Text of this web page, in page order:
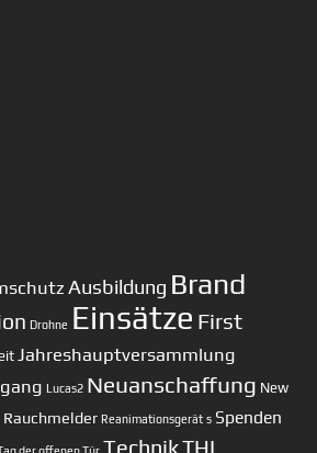
Ausbildung Brand
Drohne Einsätze First
Jahreshauptversammlung
Lucas2 Neuanschaffung New
Rauchmelder Reanimationsgerät s Spenden
TechnikTHL